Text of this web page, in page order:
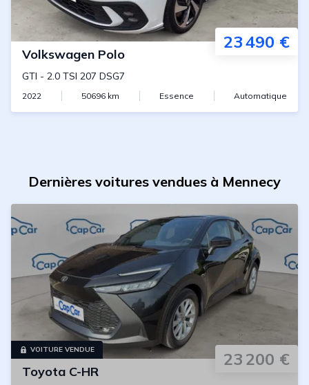
23 490 €
Volkswagen Polo
GTI - 2.0 TSI 207 DSG7
2022 50696 km Essence Automatique
Dernières voitures vendues à Mennecy
VOITURE VENDUE 23 200 €
Toyota C-HR